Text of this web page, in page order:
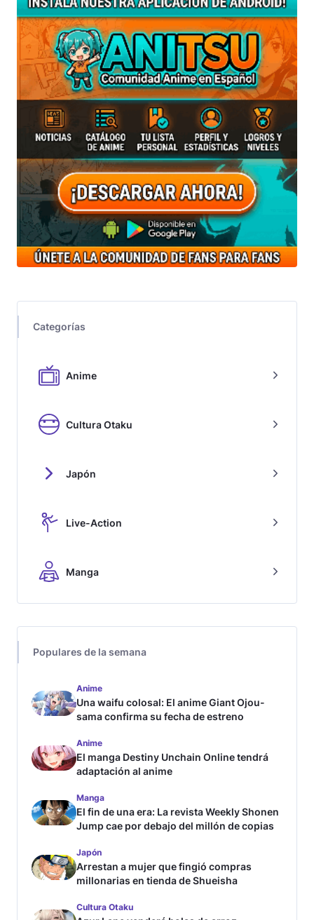
Categorías
Anime
Cultura Otaku
Japón
Live-Action
Manga
Populares de la semana
Anime
Una waifu colosal: El anime Giant Ojou-
sama confirma su fecha de estreno
Anime
El manga Destiny Unchain Online tendrá
adaptación al anime
Manga
El fin de una era: La revista Weekly Shonen
Jump cae por debajo del millón de copias
Japón
Arrestan a mujer que fingió compras
millonarias en tienda de Shueisha
Cultura Otaku